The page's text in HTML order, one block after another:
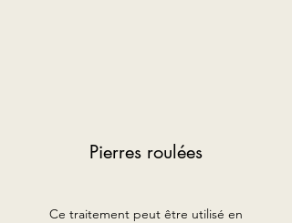
Pierres roulées
Ce traitement peut être utilisé en